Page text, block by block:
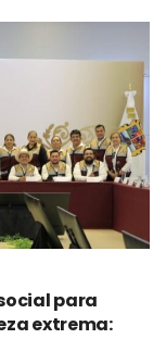
para
extrema: